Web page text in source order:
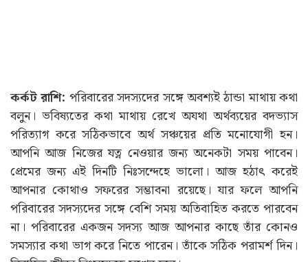
কর্কট রাশি: পরিবারের সদস্যদের সঙ্গে অবশ্যই ঠান্ডা মাথায় কথা
বলুন। ভবিষ্যতের কথা মাথায় রেখে অযথা অর্থব্যয়ের বদভ্যাস
পরিত্যাগ করে সঠিকভাবে অর্থ সঞ্চয়ের প্রতি মনোযোগী হন।
আপনি আজ নিজের যত্ন নেওয়ার জন্য অনেকটা সময় পাবেন।
প্রেমের জন্য এই দিনটি নিঃসন্দেহে ভালো। আজ হঠাৎ করেই
আপনার কোথাও সফরের সম্ভাবনা রয়েছে। যার ফলে আপনি
পরিবারের সদস্যদের সঙ্গে বেশি সময় অতিবাহিত করতে পারবেন
না। পরিবারের একজন সদস্য আজ আপনার কাছে তাঁর কোনও
সমস্যার কথা ভাগ করে নিতে পারেন। তাঁকে সঠিক পরামর্শ দিন।